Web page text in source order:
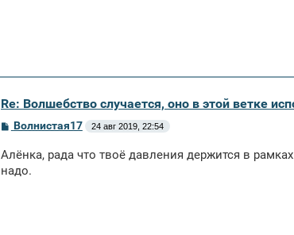
Re: Волшебство случается, оно в этой ветке
С
б
щ
е
Волнистая17 24 авг 2019, 22:54
Алёнка, рада что твоё давления держится в
надо.